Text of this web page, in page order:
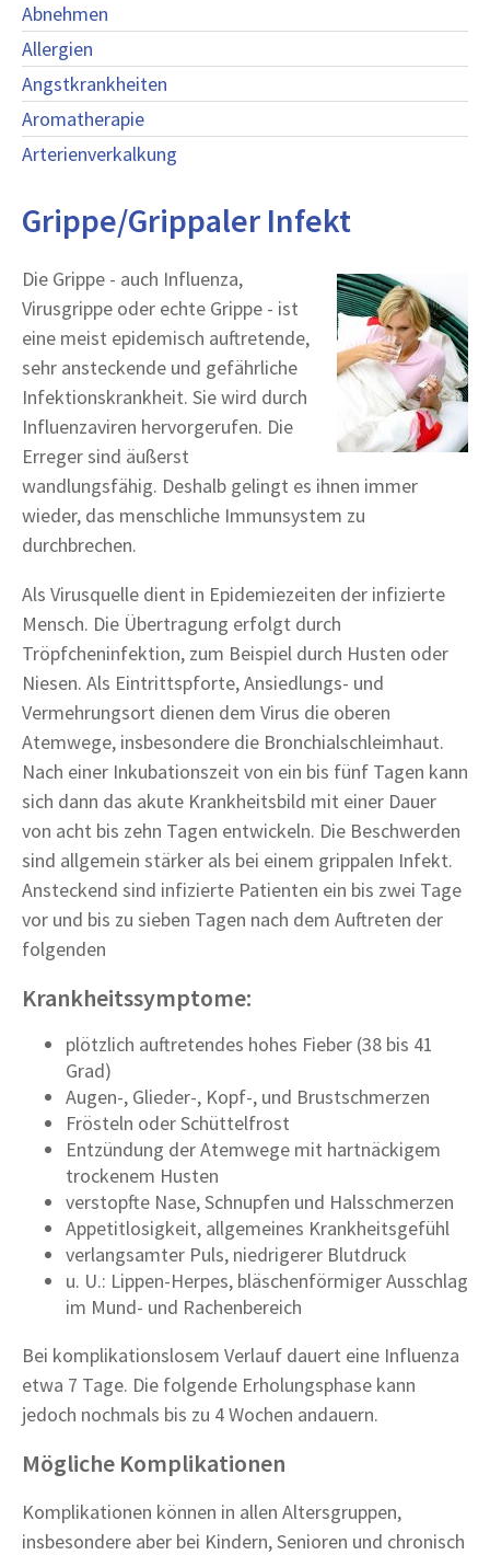
Abnehmen
Allergien
Angstkrankheiten
Aromatherapie
Arterienverkalkung
Grippe/Grippaler Infekt
Die Grippe - auch Influenza,
Virusgrippe oder echte Grippe - ist
eine meist epidemisch auftretende,
sehr ansteckende und gefährliche
Infektionskrankheit. Sie wird durch
Influenzaviren hervorgerufen. Die
Erreger sind äußerst
wandlungsfähig. Deshalb gelingt es ihnen immer
wieder, das menschliche Immunsystem zu
durchbrechen.
Als Virusquelle dient in Epidemiezeiten der infizierte
Mensch. Die Übertragung erfolgt durch
Tröpfcheninfektion, zum Beispiel durch Husten oder
Niesen. Als Eintrittspforte, Ansiedlungs- und
Vermehrungsort dienen dem Virus die oberen
Atemwege, insbesondere die Bronchialschleimhaut.
Nach einer Inkubationszeit von ein bis fünf Tagen kann
sich dann das akute Krankheitsbild mit einer Dauer
von acht bis zehn Tagen entwickeln. Die Beschwerden
sind allgemein stärker als bei einem grippalen Infekt.
Ansteckend sind infizierte Patienten ein bis zwei Tage
vor und bis zu sieben Tagen nach dem Auftreten der
folgenden
Krankheitssymptome:
plötzlich auftretendes hohes Fieber (38 bis 41
Grad)
Augen-, Glieder-, Kopf-, und Brustschmerzen
Frösteln oder Schüttelfrost
Entzündung der Atemwege mit hartnäckigem
trockenem Husten
verstopfte Nase, Schnupfen und Halsschmerzen
Appetitlosigkeit, allgemeines Krankheitsgefühl
verlangsamter Puls, niedrigerer Blutdruck
u. U.: Lippen-Herpes, bläschenförmiger Ausschlag
im Mund- und Rachenbereich
Bei komplikationslosem Verlauf dauert eine Influenza
etwa 7 Tage. Die folgende Erholungsphase kann
jedoch nochmals bis zu 4 Wochen andauern.
Mögliche Komplikationen
Komplikationen können in allen Altersgruppen,
insbesondere aber bei Kindern, Senioren und chronisch